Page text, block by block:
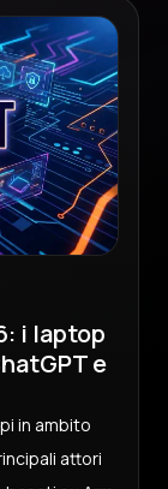
i laptop
e
in ambito
attori